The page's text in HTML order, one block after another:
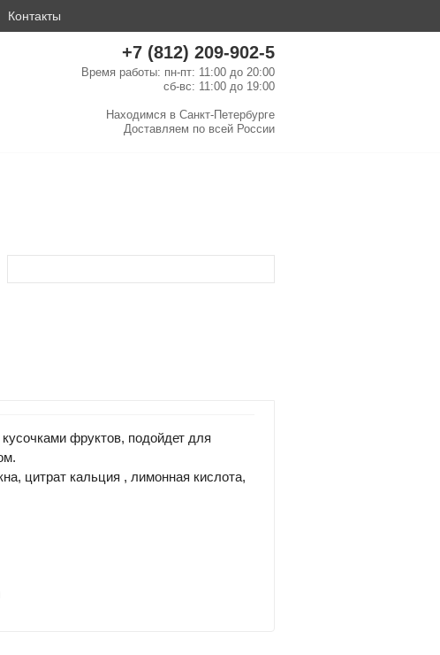
Контакты
+7 (812) 209-902-5
Время работы: пн-пт: 11:00 до 20:00
сб-вс: 11:00 до 19:00
Находимся в Санкт-Петербурге
Доставляем по всей России
фруктов, подойдет для
цитрат кальция , лимонная кислота,